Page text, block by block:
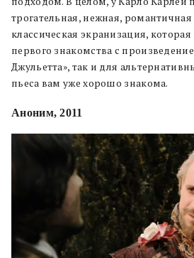
трогательная, нежная,
классическая экранизация,
первого знакомства с
Джульетта», так и для
пьеса вам уже хорошо знакома.
Аноним, 2011